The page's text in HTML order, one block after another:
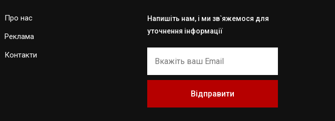
Про нас
Реклама
Контакти
Напишіть нам, і ми зв`яжемося для
уточнення інформації
Відправити